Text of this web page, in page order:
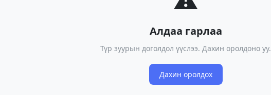
Алдаа гарлаа
Түр зуурын доголдол үүслээ. Дахин оролдоно уу.
Дахин оролдох